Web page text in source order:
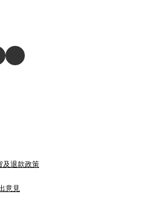
及退款政策
意見